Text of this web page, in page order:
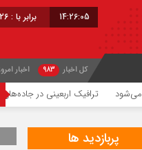
14:26:05 برابر با : Saturday - 8 August - 2026
کل اخبار ۹۸۳ اخبار
ترافیک اربعینی در جاده‌های شمال
پربازدید ها